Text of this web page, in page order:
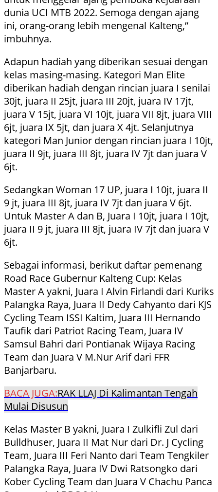
dunia UCI MTB 2022. Semoga dengan ajang
ini, orang-orang lebih mengenal Kalteng,”
imbuhnya.
Adapun hadiah yang diberikan sesuai dengan
kelas masing-masing. Kategori Man Elite
diberikan hadiah dengan rincian juara I senilai
30jt, juara II 25jt, juara III 20jt, juara IV 17jt,
juara V 15jt, juara VI 10jt, juara VII 8jt, juara VIII
6jt, juara IX 5jt, dan juara X 4jt. Selanjutnya
kategori Man Junior dengan rincian juara I 10jt,
juara II 9jt, juara III 8jt, juara IV 7jt dan juara V
6jt.
Sedangkan Woman 17 UP, juara I 10jt, juara II
9 jt, juara III 8jt, juara IV 7jt dan juara V 6jt.
Untuk Master A dan B, Juara I 10jt, juara I 10jt,
juara II 9 jt, juara III 8jt, juara IV 7jt dan juara V
6jt.
Sebagai informasi, berikut daftar pemenang
Road Race Gubernur Kalteng Cup: Kelas
Master A yakni, Juara I Alvin Firlandi dari Kuriks
Palangka Raya, Juara II Dedy Cahyanto dari KJS
Cycling Team ISSI Kaltim, Juara III Hernando
Taufik dari Patriot Racing Team, Juara IV
Samsul Bahri dari Pontianak Wijaya Racing
Team dan Juara V M.Nur Arif dari FFR
Banjarbaru.
BACA JUGA:RAK LLAJ Di Kalimantan Tengah
Mulai Disusun
Kelas Master B yakni, Juara I Zulkifli Zul dari
Bulldhuser, Juara II Mat Nur dari Dr. J Cycling
Team, Juara III Feri Nanto dari Team Tengkiler
Palangka Raya, Juara IV Dwi Ratsongko dari
Kober Cycling Team dan Juara V Chachu Panca